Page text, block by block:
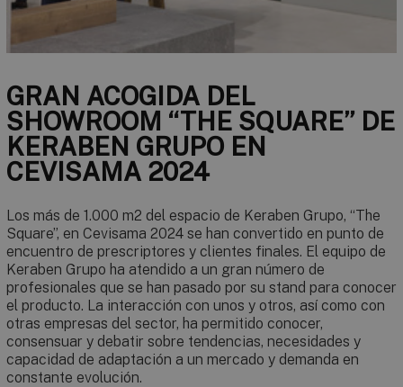
GRAN ACOGIDA DEL
SHOWROOM “THE SQUARE” DE
KERABEN GRUPO EN
CEVISAMA 2024
Los más de 1.000 m2 del espacio de Keraben Grupo, “The
Square”, en Cevisama 2024 se han convertido en punto de
encuentro de prescriptores y clientes finales. El equipo de
Keraben Grupo ha atendido a un gran número de
profesionales que se han pasado por su stand para conocer
el producto. La interacción con unos y otros, así como con
otras empresas del sector, ha permitido conocer,
consensuar y debatir sobre tendencias, necesidades y
capacidad de adaptación a un mercado y demanda en
constante evolución.